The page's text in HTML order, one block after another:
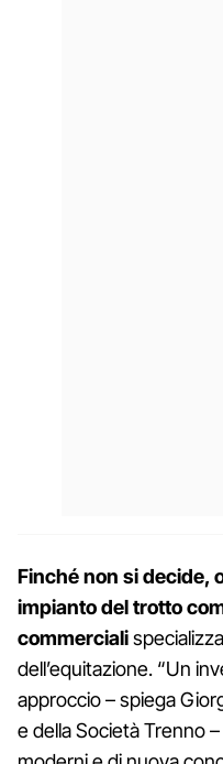
Finché non si decide,
impianto del trotto
commerciali
dell’equitazione. “Un
approccio – spiega
e della Società Trenno